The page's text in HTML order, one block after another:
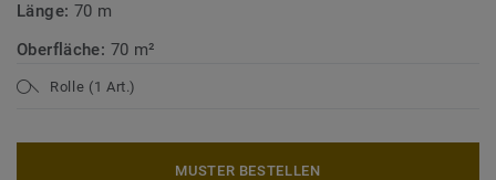
Länge: 70 m
Oberfläche: 70 m²
Rolle (1 Art.)
MUSTER BESTELLEN